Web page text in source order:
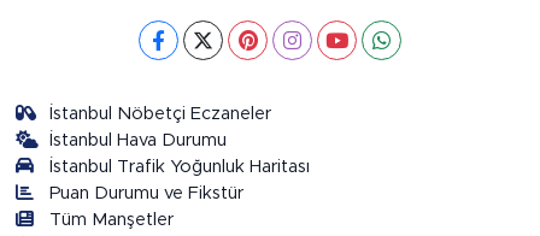
İstanbul Nöbetçi Eczaneler
İstanbul Hava Durumu
İstanbul Trafik Yoğunluk Haritası
Puan Durumu ve Fikstür
Tüm Manşetler